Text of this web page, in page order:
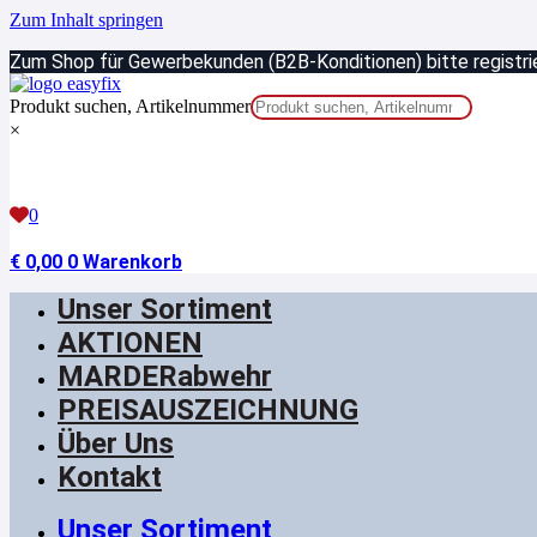
Zum Inhalt springen
Zum Shop für Gewerbekunden (B2B-Konditionen) bitte
Produkt suchen, Artikelnummer
×
0
€ 0,00 0 Warenkorb
Unser Sortiment
AKTIONEN
MARDERabwehr
PREISAUSZEICHNUNG
Über Uns
Kontakt
Unser Sortiment